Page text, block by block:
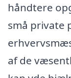
håndtere
små private
af de